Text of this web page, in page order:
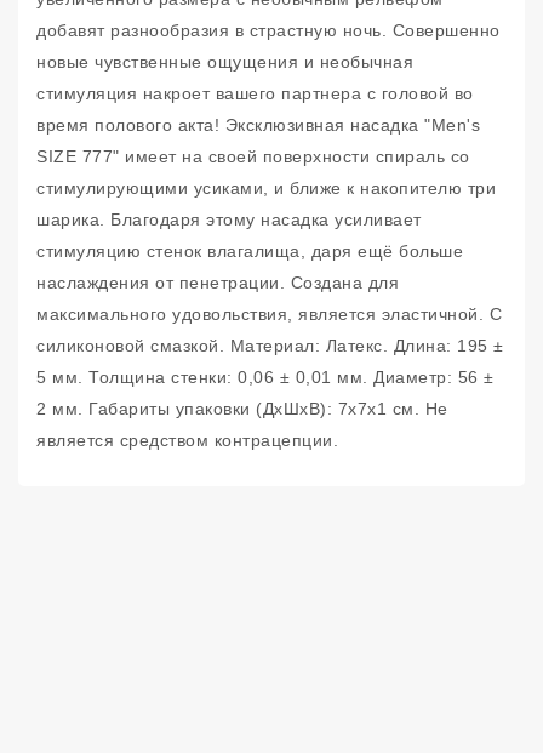
добавят разнообразия в страстную ночь. Совершенно
новые чувственные ощущения и необычная
стимуляция накроет вашего партнера с головой во
время полового акта! Эксклюзивная насадка "Men's
SIZE 777" имеет на своей поверхности спираль со
стимулирующими усиками, и ближе к накопителю три
шарика. Благодаря этому насадка усиливает
стимуляцию стенок влагалища, даря ещё больше
наслаждения от пенетрации. Создана для
максимального удовольствия, является эластичной. С
силиконовой смазкой. Материал: Латекс. Длина: 195 ±
5 мм. Толщина стенки: 0,06 ± 0,01 мм. Диаметр: 56 ±
2 мм. Габариты упаковки (ДxШxВ): 7x7x1 см. Не
является средством контрацепции.